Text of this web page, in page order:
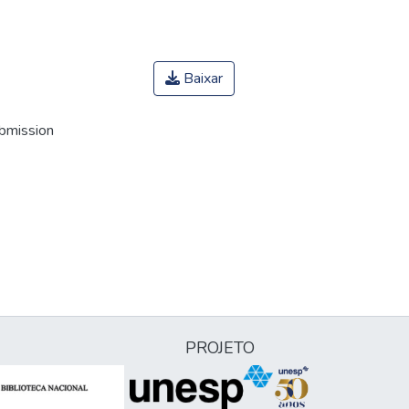
Baixar
PROJETO